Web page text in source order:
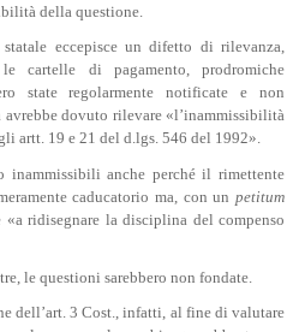
della questione.
eccepisce un difetto di rilevanza,
di pagamento, prodromiche
state regolarmente notificate e non
dovuto rilevare «l’inammissibilità
artt. 19 e 21 del d.lgs. 546 del 1992».
inammissibili anche perché il rimettente
caducatorio ma, con un petitum
«a ridisegnare la disciplina del compenso
le questioni sarebbero non fondate.
dell’art. 3 Cost., infatti, al fine di valutare